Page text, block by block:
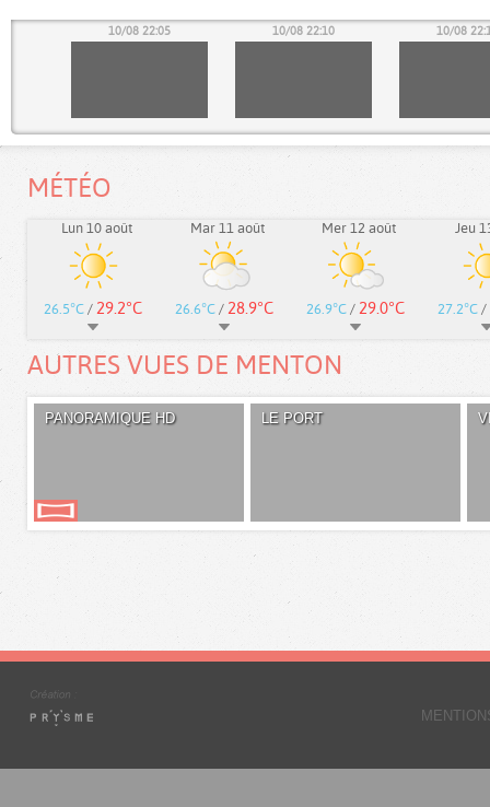
10/08 22:05 10/08 22:10 10/08
MÉTÉO
Lun 10 août
26.5°C / 29.2°C
Mar 11 août
26.6°C / 28.9°C
Mer 12 août
26.9°C / 29.0°C
Jeu
27.2°C /
AUTRES VUES DE MENTON
PANORAMIQUE HD LE PORT